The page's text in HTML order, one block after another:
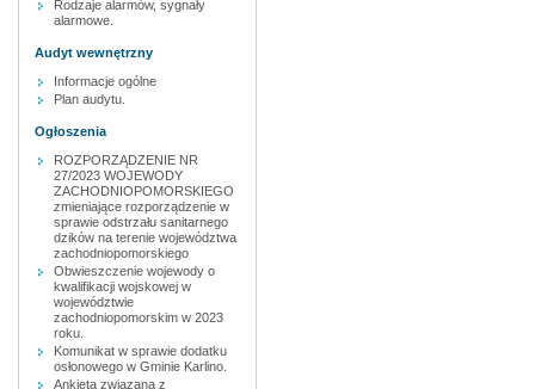
Rodzaje alarmów, sygnały
alarmowe.
Audyt wewnętrzny
Informacje ogólne
Plan audytu.
Ogłoszenia
ROZPORZĄDZENIE NR
27/2023 WOJEWODY
ZACHODNIOPOMORSKIEGO
zmieniające rozporządzenie w
sprawie odstrzału sanitarnego
dzików na terenie województwa
zachodniopomorskiego
Obwieszczenie wojewody o
kwalifikacji wojskowej w
województwie
zachodniopomorskim w 2023
roku.
Komunikat w sprawie dodatku
osłonowego w Gminie Karlino.
Ankieta związana z